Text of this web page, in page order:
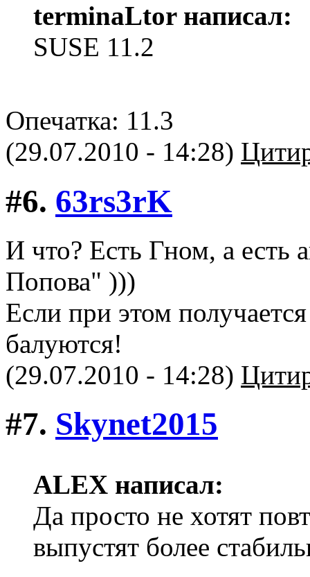
terminaLtor написал:
SUSE 11.2
Опечатка: 11.3
(29.07.2010 - 14:28)
#6. 63rs3rK
И что? Есть Гном, а
Попова" )))
Если при этом
балуются!
(29.07.2010 - 14:28)
#7. Skynet2015
ALEX написал:
Да просто не хотят
выпустят более